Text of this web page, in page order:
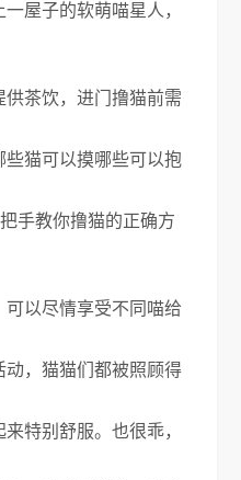
屋子的软萌喵星人，
茶饮，进门撸猫前需
些猫可以摸哪些可以抱
手教你撸猫的正确方
以尽情享受不同喵给
动，猫猫们都被照顾得
特别舒服。也很乖，